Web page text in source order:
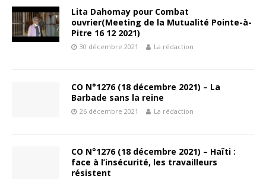
Lita Dahomay pour Combat
ouvrier(Meeting de la Mutualité Pointe-à-
Pitre 16 12 2021)
30 décembre 2021 La rédaction
CO N°1276 (18 décembre 2021) – La
Barbade sans la reine
26 décembre 2021 La rédaction
CO N°1276 (18 décembre 2021) – Haïti :
face à l’insécurité, les travailleurs
résistent